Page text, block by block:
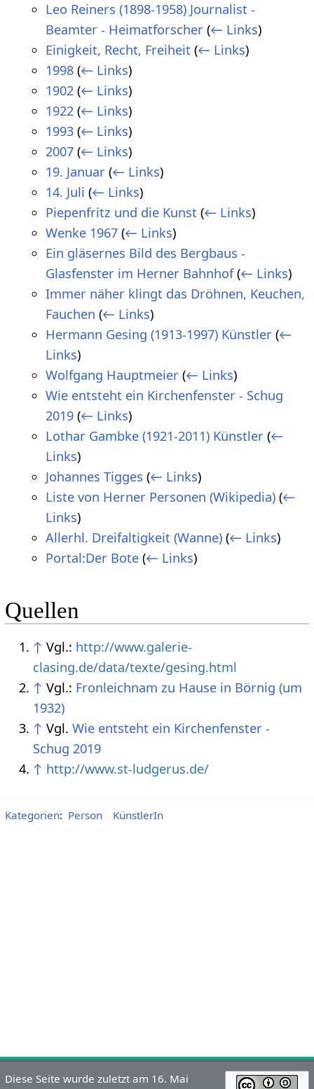
Leo Reiners (1898-1958) Journalist -
Beamter - Heimatforscher (← Links)
Einigkeit, Recht, Freiheit (← Links)
1998 (← Links)
1902 (← Links)
1922 (← Links)
1993 (← Links)
2007 (← Links)
19. Januar (← Links)
14. Juli (← Links)
Piepenfritz und die Kunst (← Links)
Wenke 1967 (← Links)
Ein gläsernes Bild des Bergbaus -
Glasfenster im Herner Bahnhof (← Links)
Immer näher klingt das Dröhnen, Keuchen,
Fauchen (← Links)
Hermann Gesing (1913-1997) Künstler (←
Links)
Wolfgang Hauptmeier (← Links)
Wie entsteht ein Kirchenfenster - Schug
2019 (← Links)
Lothar Gambke (1921-2011) Künstler (←
Links)
Johannes Tigges (← Links)
Liste von Herner Personen (Wikipedia) (←
Links)
Allerhl. Dreifaltigkeit (Wanne) (← Links)
Portal:Der Bote (← Links)
Quellen
↑ Vgl.: http://www.galerie-
clasing.de/data/texte/gesing.html
↑ Vgl.: Fronleichnam zu Hause in Börnig (um
1932)
↑ Vgl. Wie entsteht ein Kirchenfenster -
Schug 2019
↑ http://www.st-ludgerus.de/
Kategorien: Person KünstlerIn
Diese Seite wurde zuletzt am 16. Mai